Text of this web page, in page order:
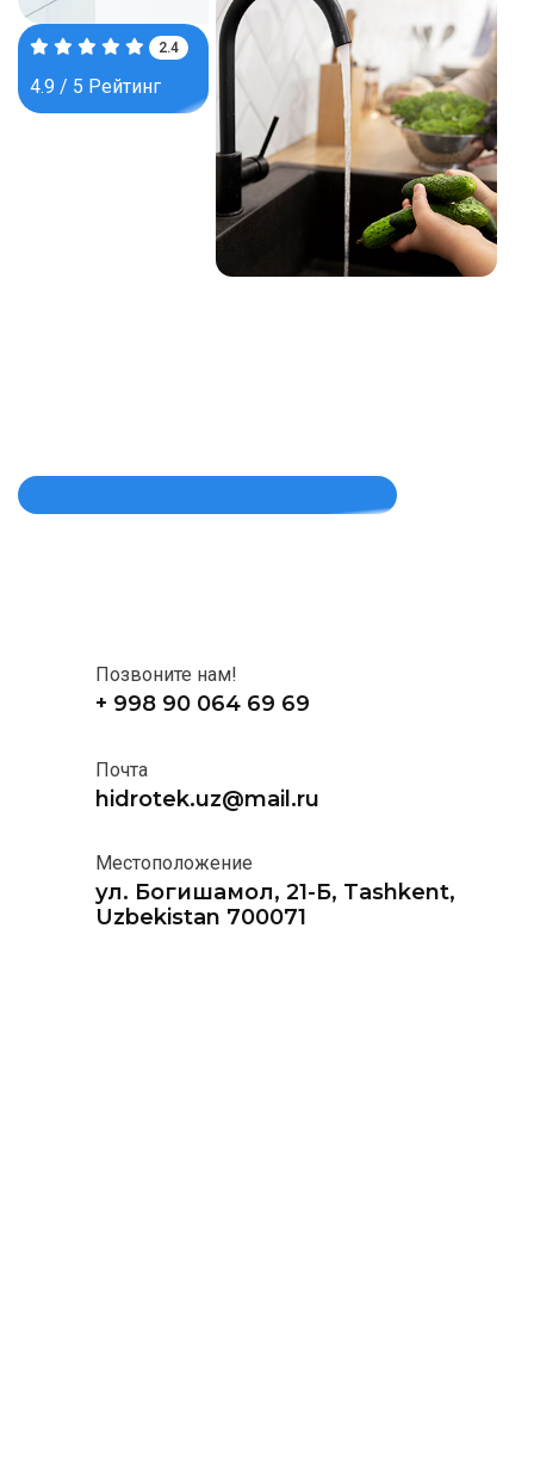
3.9
4.9 / 5 Рейтинг
Позвоните нам!
+ 998 90 064 69 69
Почта
hidrotek.uz@mail.ru
Местоположение
ул. Богишамол, 21-Б, Tashkent,
Uzbekistan 700071